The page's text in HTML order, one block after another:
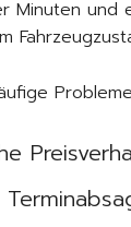
Minuten und